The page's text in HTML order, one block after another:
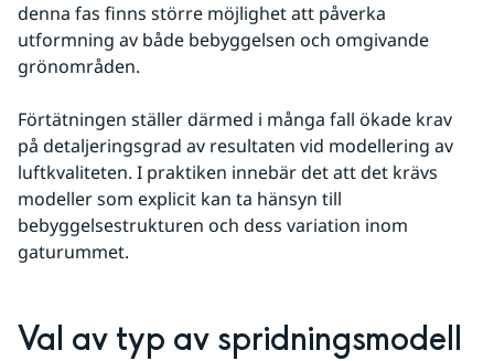
denna fas finns större möjlighet att påverka
utformning av både bebyggelsen och omgivande
grönområden.
Förtätningen ställer därmed i många fall ökade krav
på detaljeringsgrad av resultaten vid modellering av
luftkvaliteten. I praktiken innebär det att det krävs
modeller som explicit kan ta hänsyn till
bebyggelsestrukturen och dess variation inom
gaturummet.
Val av typ av spridningsmodell